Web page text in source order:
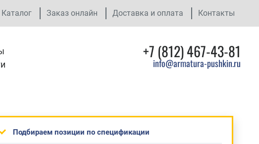
Каталог Заказ онлайн Доставка и оплата Контакты
+7 (812) 467-43-81
info@armatura-pushkin.ru
Подбираем позиции по спецификации